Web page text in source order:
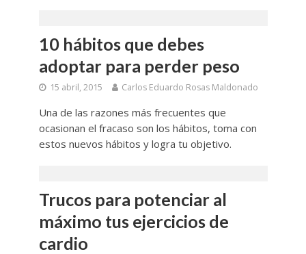
10 hábitos que debes
adoptar para perder peso
15 abril, 2015 Carlos Eduardo Rosas Maldonado
Una de las razones más frecuentes que
ocasionan el fracaso son los hábitos, toma con
estos nuevos hábitos y logra tu objetivo.
Trucos para potenciar al
máximo tus ejercicios de
cardio